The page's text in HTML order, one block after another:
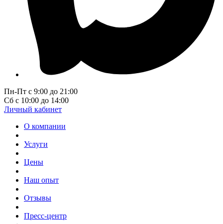
Пн-Пт с 9:00 до 21:00
Сб с 10:00 до 14:00
Личный кабинет
О компании
Услуги
Цены
Наш опыт
Отзывы
Пресс-центр